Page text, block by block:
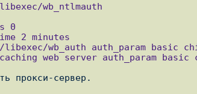
прокси-сервер.